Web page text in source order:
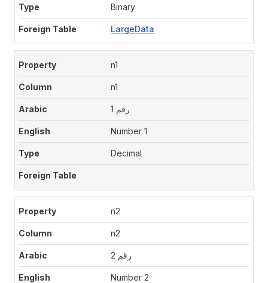
Binary
LargeData
n1
n1
رقم 1
Number 1
Decimal
n2
n2
رقم 2
Number 2